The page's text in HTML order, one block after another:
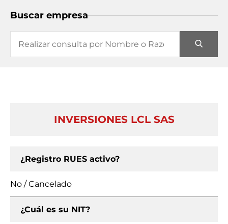
Buscar empresa
INVERSIONES LCL SAS
¿Registro RUES activo?
No / Cancelado
¿Cuál es su NIT?